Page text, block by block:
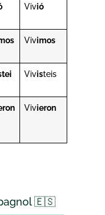
Vivió
Vivimos
Vivisteis
Vivieron
🇪🇸